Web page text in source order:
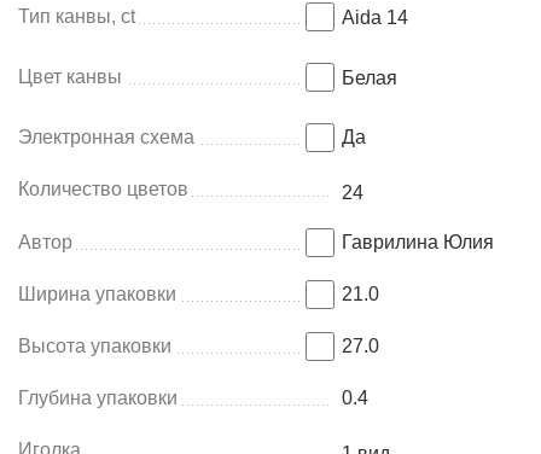
Тип канвы, ct Aida 14
Цвет канвы Белая
Электронная схема Да
Количество цветов 24
Автор Гаврилина Юлия
Ширина упаковки 21.0
Высота упаковки 27.0
Глубина упаковки 0.4
Иголка